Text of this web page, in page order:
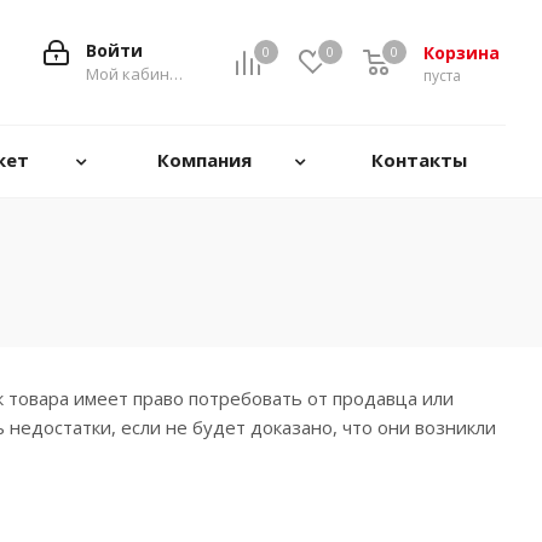
0 0 Корзина
0
пуста
0
Войти
Мой кабинет
Компания Контакты
имеет право потребовать от продавца или
если не будет доказано, что они возникли